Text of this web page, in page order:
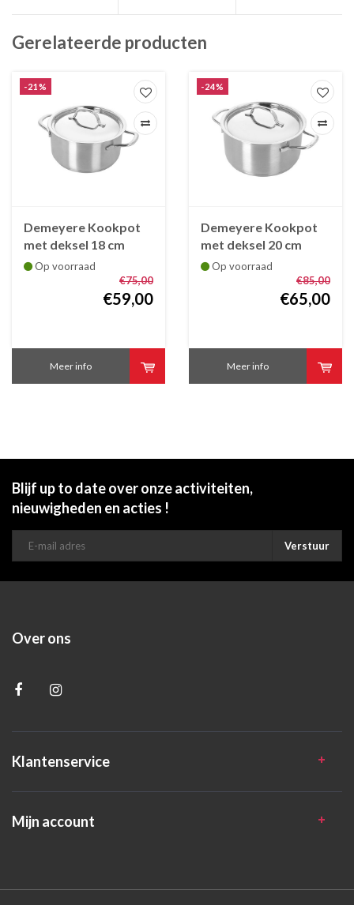
Gerelateerde producten
-21%
Demeyere Kookpot
met deksel 18 cm
Resto 3
Op voorraad
€75,00
€59,00
Meer info
-24%
Demeyere Kookpot
met deksel 20 cm
Resto 3
Op voorraad
€85,00
€65,00
Meer info
Blijf up to date over onze activiteiten,
nieuwigheden en acties !
Verstuur
Over ons
Klantenservice
Mijn account